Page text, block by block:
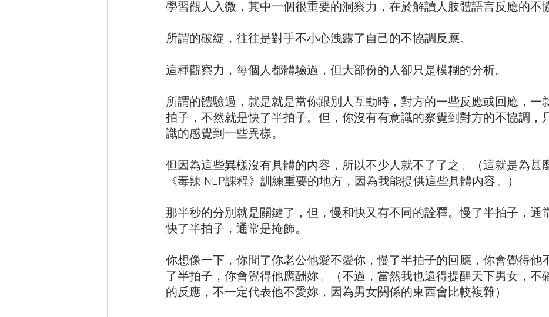
學習觀人入微，其中一個很重要的洞察力，在於解讀人肢體語言反應的不
所謂的破綻，往往是對手不小心洩露了自己的不協調反應。
這種觀察力，每個人都體驗過，但大部份的人卻只是模糊的分析。
所謂的體驗過，就是就是當你跟別人互動時，對方的一些反應或回應，一
拍子，不然就是快了半拍子。但，你沒有有意識的察覺到對方的不協調，
識的感覺到一些異樣。
但因為這些異樣沒有具體的內容，所以不少人就不了了之。（這就是為甚
《毒辣 NLP課程》訓練重要的地方，因為我能提供這些具體內容。）
那半秒的分別就是關鍵了，但，慢和快又有不同的詮釋。慢了半拍子，通
快了半拍子，通常是掩飾。
你想像一下，你問了你老公他愛不愛你，慢了半拍子的回應，你會覺得他
了半拍子，你會覺得他應酬妳。（不過，當然我也還得提醒天下男女，不
的反應，不一定代表他不愛妳，因為男女關係的東西會比較複雜）